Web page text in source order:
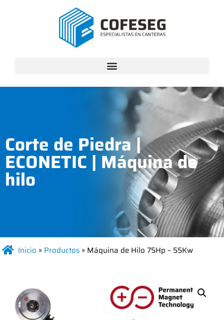
Corte de Piedra|
ECONETIC | Máquina de
hilo
Inicio » Productos » Máquina de Hilo 75Hp – 55Kw